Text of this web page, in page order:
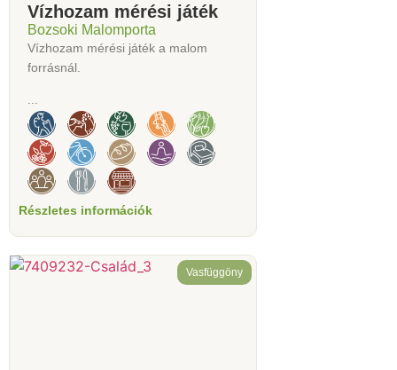
Vízhozam mérési játék
Bozsoki Malomporta
Vízhozam mérési játék a malom
forrásnál.
...
Részletes információk
Vasfüggöny